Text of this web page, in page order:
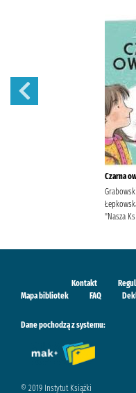
Czarna
"Nasza
Kontakt
Mapa bibliotek
FAQ
Dane pochodzą z systemu:
© 2019 Instytut Książki